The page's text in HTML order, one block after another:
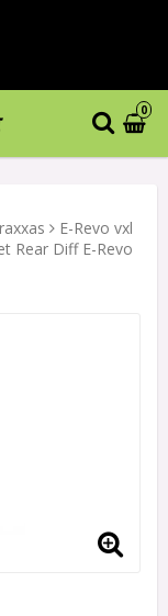
0
E-Revo vxl
Rear Diff E-Revo